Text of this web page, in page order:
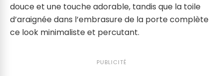
douce et une touche adorable, tandis que la toile
d’araignée dans l’embrasure de la porte complète
ce look minimaliste et percutant.
PUBLICITÉ